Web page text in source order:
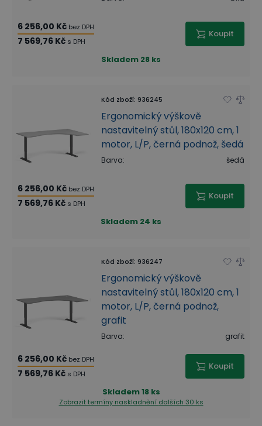
6 256,00 Kč bez DPH
7 569,76 Kč s DPH
Koupit
Skladem 28 ks
Kód zboží: 936245
Ergonomický výškově
nastavitelný stůl, 180x120 cm, 1
motor, L/P, černá podnož, šedá
Barva: šedá
6 256,00 Kč bez DPH
7 569,76 Kč s DPH
Koupit
Skladem 24 ks
Kód zboží: 936247
Ergonomický výškově
nastavitelný stůl, 180x120 cm, 1
motor, L/P, černá podnož,
grafit
Barva: grafit
6 256,00 Kč bez DPH
7 569,76 Kč s DPH
Koupit
Skladem18 ks
Zobrazit termíny naskladnění dalších 30 ks